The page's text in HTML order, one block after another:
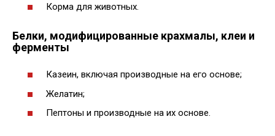
Корма для животных.
Белки, модифицированные крахмалы, клеи и
ферменты
Казеин, включая производные на его основе;
Желатин;
Пептоны и производные на их основе.